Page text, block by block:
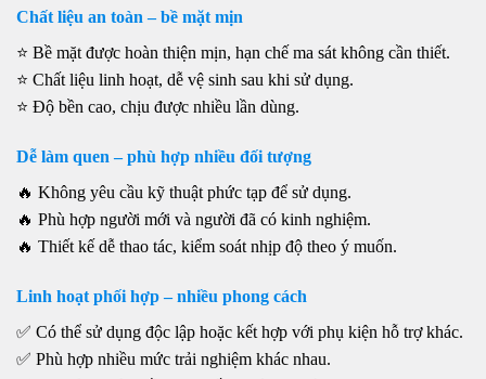
Chất liệu an toàn – bề mặt mịn
⭐ Bề mặt được hoàn thiện mịn, hạn chế ma sát không cần thiết.
⭐ Chất liệu linh hoạt, dễ vệ sinh sau khi sử dụng.
⭐ Độ bền cao, chịu được nhiều lần dùng.
Dễ làm quen – phù hợp nhiều đối tượng
🔥 Không yêu cầu kỹ thuật phức tạp để sử dụng.
🔥 Phù hợp người mới và người đã có kinh nghiệm.
🔥 Thiết kế dễ thao tác, kiểm soát nhịp độ theo ý muốn.
Linh hoạt phối hợp – nhiều phong cách
✅ Có thể sử dụng độc lập hoặc kết hợp với phụ kiện hỗ trợ khác.
✅ Phù hợp nhiều mức trải nghiệm khác nhau.